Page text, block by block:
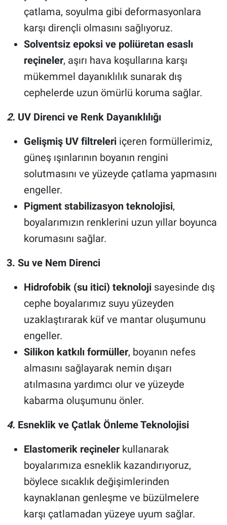
çatlama, soyulma gibi deformasyonlara
karşı dirençli olmasını sağlıyoruz.
Solventsiz epoksi ve poliüretan esaslı
reçineler, aşırı hava koşullarına karşı
mükemmel dayanıklılık sunarak dış
cephelerde uzun ömürlü koruma sağlar.
2. UV Direnci ve Renk Dayanıklılığı
Gelişmiş UV filtreleriiçeren formüllerimiz,
güneş ışınlarının boyanın rengini
solutmasını ve yüzeyde çatlama yapmasını
engeller.
Pigment stabilizasyon teknolojisi,
boyalarımızın renklerini uzun yıllar boyunca
korumasını sağlar.
3. Su ve Nem Direnci
Hidrofobik (su itici) teknolojisayesinde dış
cephe boyalarımız suyu yüzeyden
uzaklaştırarak küf ve mantar oluşumunu
engeller.
Silikon katkılı formüller, boyanın nefes
almasını sağlayarak nemin dışarı
atılmasına yardımcı olur ve yüzeyde
kabarma oluşumunu önler.
4. Esneklik ve Çatlak Önleme Teknolojisi
Elastomerik reçinelerkullanarak
boyalarımıza esneklik kazandırıyoruz,
böylece sıcaklık değişimlerinden
kaynaklanan genleşme ve büzülmelere
karşı çatlamadan yüzeye uyum sağlar.